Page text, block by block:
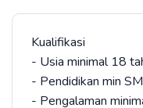
Kualifikasi
- Usia minimal 18
- Pendidikan min
- Pengalaman